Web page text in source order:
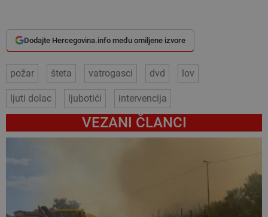
Dodajte Hercegovina.info među omiljene izvore
požar šteta vatrogasci dvd lov
ljuti dolac ljubotići intervencija
VEZANI ČLANCI